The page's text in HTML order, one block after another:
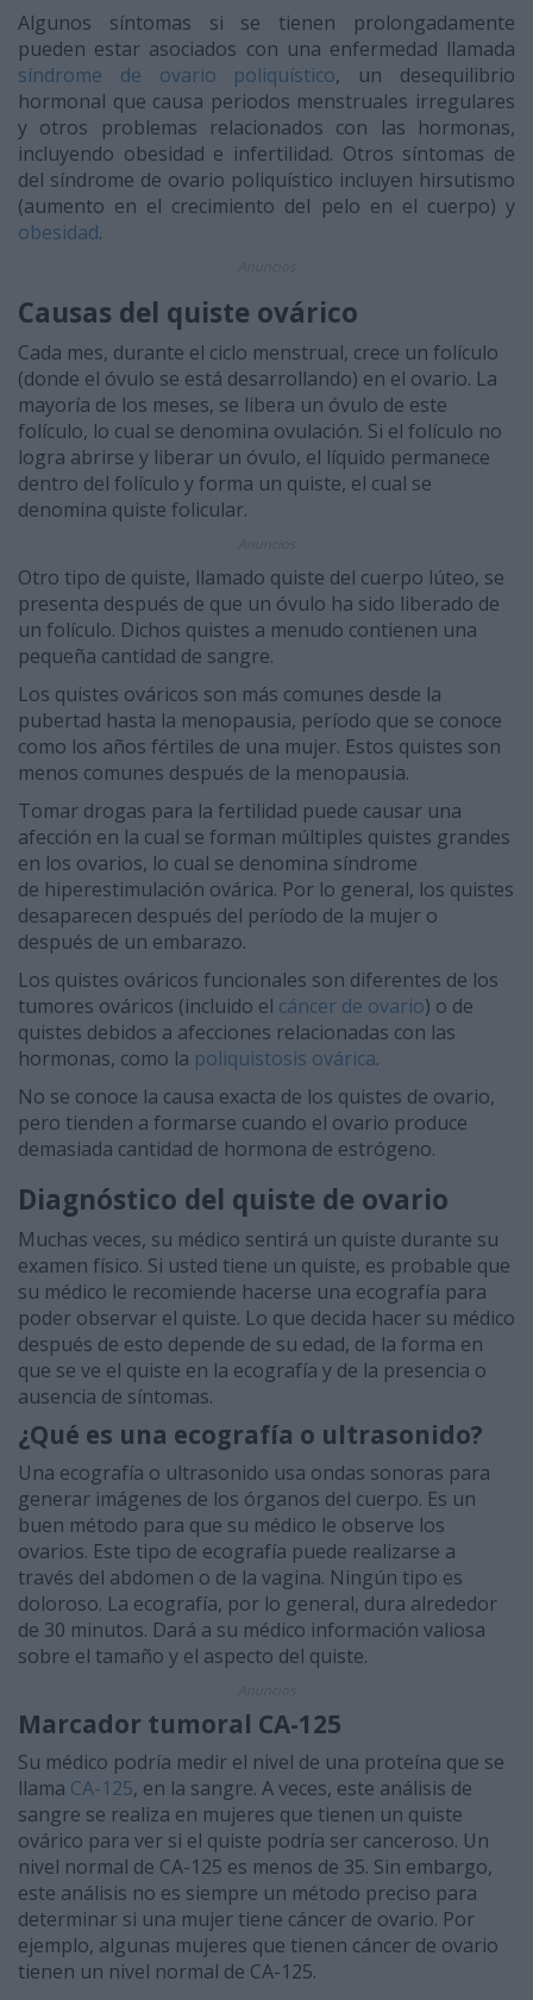
Algunos síntomas si se tienen prolongadamente
pueden estar asociados con una enfermedad llamada
síndrome de ovario poliquístico, un desequilibrio
hormonal que causa periodos menstruales irregulares
y otros problemas relacionados con las hormonas,
incluyendo obesidad e infertilidad. Otros síntomas de
del síndrome de ovario poliquístico incluyen hirsutismo
(aumento en el crecimiento del pelo en el cuerpo) y
obesidad.
Causas del quiste ovárico
Cada mes, durante el ciclo menstrual, crece un folículo
(donde el óvulo se está desarrollando) en el ovario. La
mayoría de los meses, se libera un óvulo de este
folículo, lo cual se denomina ovulación. Si el folículo no
logra abrirse y liberar un óvulo, el líquido permanece
dentro del folículo y forma un quiste, el cual se
denomina quiste folicular.
Otro tipo de quiste, llamado quiste del cuerpo lúteo, se
presenta después de que un óvulo ha sido liberado de
un folículo. Dichos quistes a menudo contienen una
pequeña cantidad de sangre.
Los quistes ováricos son más comunes desde la
pubertad hasta la menopausia, período que se conoce
como los años fértiles de una mujer. Estos quistes son
menos comunes después de la menopausia.
Tomar drogas para la fertilidad puede causar una
afección en la cual se forman múltiples quistes grandes
en los ovarios, lo cual se denomina síndrome
de hiperestimulación ovárica. Por lo general, los quistes
desaparecen después del período de la mujer o
después de un embarazo.
Los quistes ováricos funcionales son diferentes de los
tumores ováricos (incluido el cáncer de ovario) o de
quistes debidos a afecciones relacionadas con las
hormonas, como la poliquistosis ovárica.
No se conoce la causa exacta de los quistes de ovario,
pero tienden a formarse cuando el ovario produce
demasiada cantidad de hormona de estrógeno.
Diagnóstico del quiste de ovario
Muchas veces, su médico sentirá un quiste durante su
examen físico. Si usted tiene un quiste, es probable que
su médico le recomiende hacerse una ecografía para
poder observar el quiste. Lo que decida hacer su médico
después de esto depende de su edad, de la forma en
que se ve el quiste en la ecografía y de la presencia o
ausencia de síntomas.
¿Qué es una ecografía o ultrasonido?
Una ecografía o ultrasonido usa ondas sonoras para
generar imágenes de los órganos del cuerpo. Es un
buen método para que su médico le observe los
ovarios. Este tipo de ecografía puede realizarse a
través del abdomen o de la vagina. Ningún tipo es
doloroso. La ecografía, por lo general, dura alrededor
de 30 minutos. Dará a su médico información valiosa
sobre el tamaño y el aspecto del quiste.
Marcador tumoral CA-125
Su médico podría medir el nivel de una proteína que se
llama CA-125, en la sangre. A veces, este análisis de
sangre se realiza en mujeres que tienen un quiste
ovárico para ver si el quiste podría ser canceroso. Un
nivel normal de CA-125 es menos de 35. Sin embargo,
este análisis no es siempre un método preciso para
determinar si una mujer tiene cáncer de ovario. Por
ejemplo, algunas mujeres que tienen cáncer de ovario
tienen un nivel normal de CA-125.